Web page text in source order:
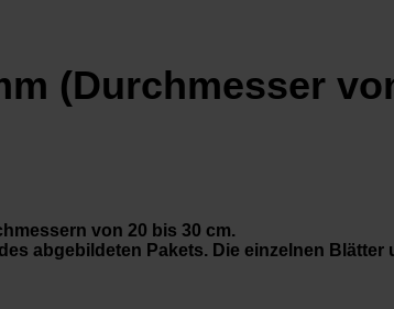
(Durchmesser
von 20 bis 30 cm.
abgebildeten Pakets. Die einzelnen